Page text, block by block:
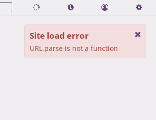
Site load error
URL.parse is not a function